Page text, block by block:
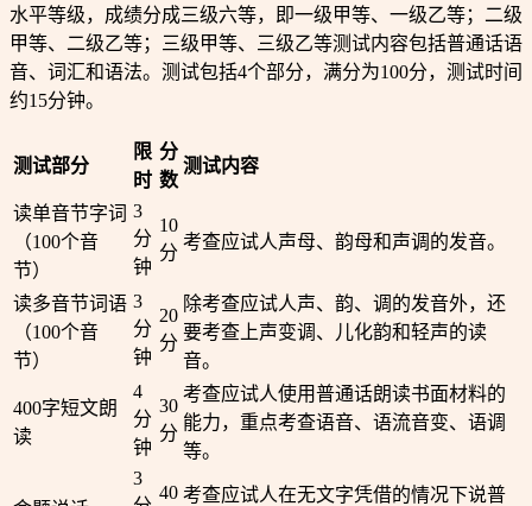
水平等级，成绩分成三级六等，即一级甲等、一级乙等；二级
甲等、二级乙等；三级甲等、三级乙等测试内容包括普通话语
音、词汇和语法。测试包括4个部分，满分为100分，测试时间
约15分钟。
测试部分
限
时
分
数
测试内容
读单音节字词
（100个音
节）
3
分
钟
10
分
考查应试人声母、韵母和声调的发音。
读多音节词语
（100个音
节）
3
分
钟
20
分
除考查应试人声、韵、调的发音外，还
要考查上声变调、儿化韵和轻声的读
音。
400字短文朗
读
4
分
钟
30
分
考查应试人使用普通话朗读书面材料的
能力，重点考查语音、语流音变、语调
等。
3
40 考查应试人在无文字凭借的情况下说普